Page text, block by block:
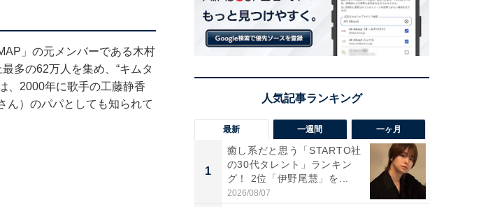
」の元メンバーである木村
多の62万人を集め、“キムタ
、2000年に歌手の工藤静香
ん）のパパとしても知られて
最新 一週間 一ヶ月
1
癒し系だと思う「STARTO社
の30代タレント」ランキン
グ！ 2位「伊野尾慧」を...
2026/08/07